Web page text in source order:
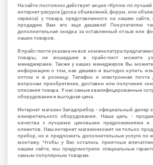
На сайте постоянно действует акция «Куплю по лучшей
интернет-ресурсе (доска объявлений, форум, или
сервиса) у товара, представленного на нашем
продадим Вам его еще дешевле! Покупателям
дополнительная скидка за оставленный отзыв или
наших товаров.
В прайс-листе указана не вся номенклатура
товары, не вошедшие в прайс-лист можете
менеджерами. Также у наших менеджеров Вы
информацию о том, как дешево и выгодно купить
оптом и в розницу. Телефон и электронная почта
вопросам приобретения, доставки или получения
описания товара. У нас самые квалифицированные
оборудование и выгодная цена.
Интернет магазин Западприбор - официальный дилер
измерительного оборудования. Наша цель -
качества с лучшими ценовыми предложениями и
клиентов. Наш интернет магазинможет не только
прибор, но и предложить дополнительные услуги по
монтажу. Чтобы у Вас остались приятные
нашем сайте, мы предусмотрели специальные
самым популярным товарам.